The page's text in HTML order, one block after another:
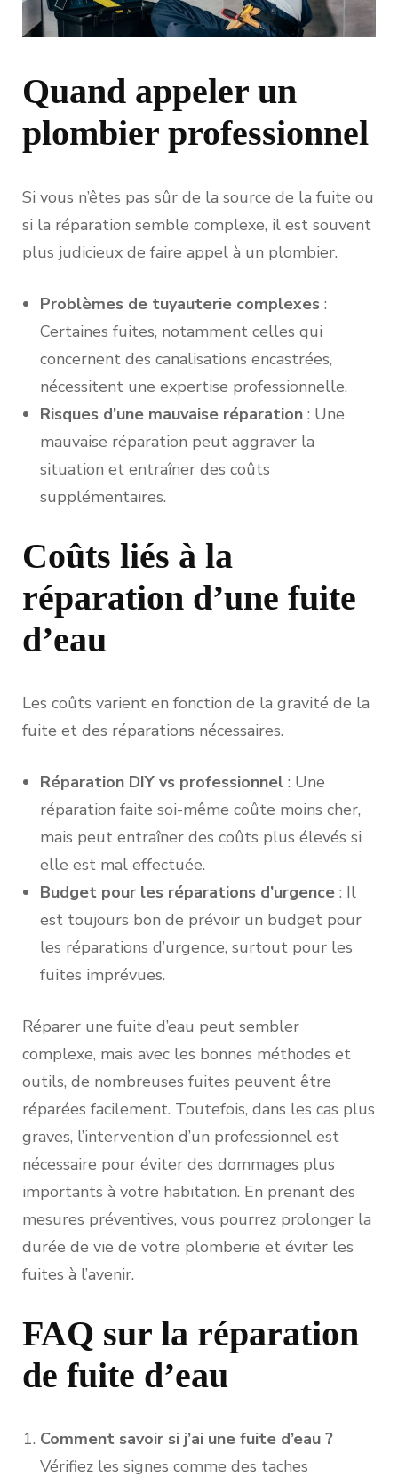
Quand appeler un
plombier professionnel
Si vous n’êtes pas sûr de la source de la fuite ou
si la réparation semble complexe, il est souvent
plus judicieux de faire appel à un plombier.
Problèmes de tuyauterie complexes :
Certaines fuites, notamment celles qui
concernent des canalisations encastrées,
nécessitent une expertise professionnelle.
Risques d’une mauvaise réparation : Une
mauvaise réparation peut aggraver la
situation et entraîner des coûts
supplémentaires.
Coûts liés à la
réparation d’une fuite
d’eau
Les coûts varient en fonction de la gravité de la
fuite et des réparations nécessaires.
Réparation DIY vs professionnel : Une
réparation faite soi-même coûte moins cher,
mais peut entraîner des coûts plus élevés si
elle est mal effectuée.
Budget pour les réparations d’urgence : Il
est toujours bon de prévoir un budget pour
les réparations d’urgence, surtout pour les
fuites imprévues.
Réparer une fuite d’eau peut sembler
complexe, mais avec les bonnes méthodes et
outils, de nombreuses fuites peuvent être
réparées facilement. Toutefois, dans les cas plus
graves, l’intervention d’un professionnel est
nécessaire pour éviter des dommages plus
importants à votre habitation. En prenant des
mesures préventives, vous pourrez prolonger la
durée de vie de votre plomberie et éviter les
fuites à l’avenir.
FAQ sur la réparation
de fuite d’eau
Comment savoir si j’ai une fuite d’eau ?
Vérifiez les signes comme des taches